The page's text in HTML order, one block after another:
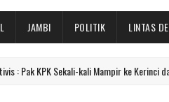
JAMBI POLITIK LINTAS
Sekali-kali Mampir ke Kerinci dan Sungai